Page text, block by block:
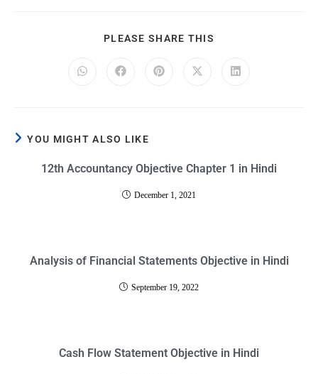
PLEASE SHARE THIS
YOU MIGHT ALSO LIKE
12th Accountancy Objective Chapter 1 in Hindi
December 1, 2021
Analysis of Financial Statements Objective in Hindi
September 19, 2022
Cash Flow Statement Objective in Hindi